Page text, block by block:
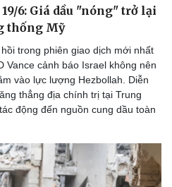
6: Giá dầu "nóng" trở lại
thống Mỹ
trong phiên giao dịch mới nhất
Vance cảnh báo Israel không nên
vào lực lượng Hezbollah. Diễn
thẳng địa chính trị tại Trung
động đến nguồn cung dầu toàn